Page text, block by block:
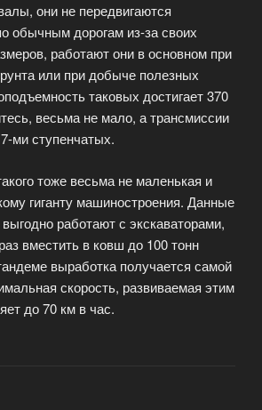
они не передвигаются
обычным дорогам из-за своих
работают они в основном при
или при добыче полезных
таковых достигает 370
весьма не мало, а трансмиссии
ми ступенчатых.
тоже весьма не маленькая и
гиганту машиностроения. Данные
работают с экскаваторами,
вместить в ковш до 100 тонн
выработка получается самой
скорость, развиваемая этим
до 70 км в час.